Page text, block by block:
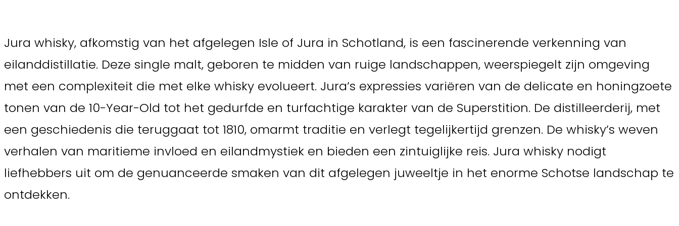
Jura whisky, afkomstig van het afgelegen Isle of Jura in Schotland, is een fascinerende verkenning van
eilanddistillatie. Deze single malt, geboren te midden van ruige landschappen, weerspiegelt zijn omgeving
met een complexiteit die met elke whisky evolueert. Jura’s expressies variëren van de delicate en honingzoete
tonen van de 10-Year-Old tot het gedurfde en turfachtige karakter van de Superstition. De distilleerderij, met
een geschiedenis die teruggaat tot 1810, omarmt traditie en verlegt tegelijkertijd grenzen. De whisky’s weven
verhalen van maritieme invloed en eilandmystiek en bieden een zintuiglijke reis. Jura whisky nodigt
liefhebbers uit om de genuanceerde smaken van dit afgelegen juweeltje in het enorme Schotse landschap te
ontdekken.